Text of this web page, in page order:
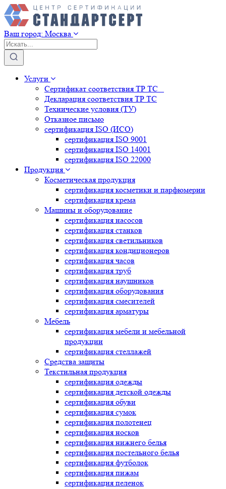
Ваш город: Москва
Услуги
Сертификат соответствия ТР ТС
Декларация соответствия ТР ТС
Технические условия (ТУ)
Отказное письмо
сертификация ISO (ИСО)
сертификация ISO 9001
сертификация ISO 14001
сертификация ISO 22000
Продукция
Косметическая продукция
сертификация косметики и парфюмерии
сертификация крема
Машины и оборудование
сертификация насосов
сертификация станков
сертификация светильников
сертификация кондиционеров
сертификация часов
сертификация труб
сертификация наушников
сертификация оборудования
сертификация смесителей
сертификация арматуры
Мебель
сертификация мебели и мебельной
продукции
сертификация стеллажей
Средства защиты
Текстильная продукция
сертификация одежды
сертификация детской одежды
сертификация обуви
сертификация сумок
сертификация полотенец
сертификация носков
сертификация нижнего белья
сертификация постельного белья
сертификация футболок
сертификация пижам
сертификация пеленок